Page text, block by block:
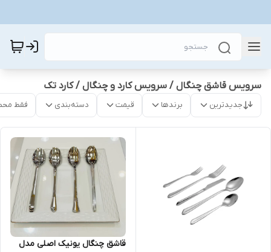
سرویس قاشق چنگال / سرویس کارد و چنگال / کارد تک
جدیدترین برندها قیمت دسته‌بندی فقط
قاشق چنگال یونیک اصلی مدل